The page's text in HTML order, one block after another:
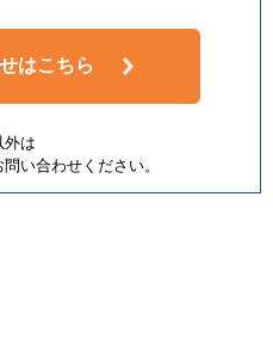
はこちら
外は
問い合わせください。